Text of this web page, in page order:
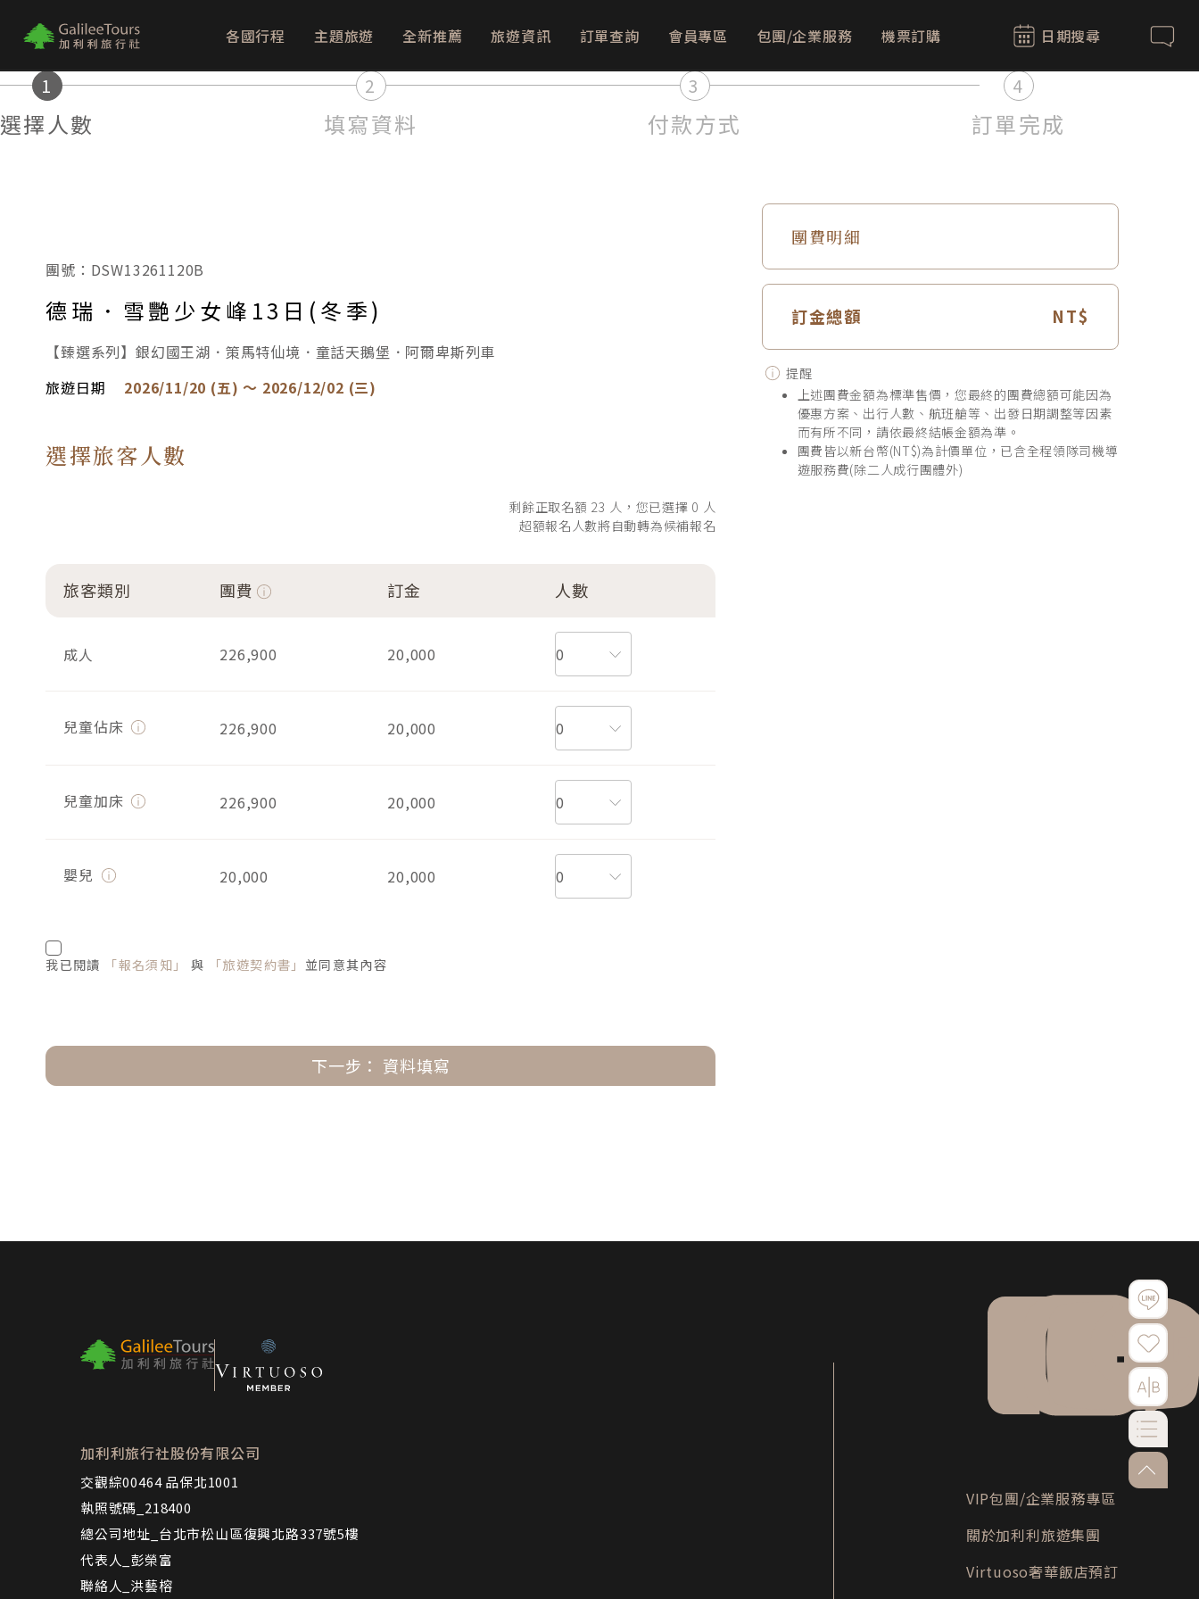
logo 各國行程 主題旅遊 全新推薦 旅遊資訊 訂單查詢 會員專區 包團/企業服務 機票訂購 日期搜尋
聯絡我
1
選擇人數
2
填寫資料
3
付款方式
4
訂單完成
團號：DSW13261120B
德瑞．雪艷少女峰13日(冬季)
【臻選系列】銀幻國王湖．策馬特仙境．童話天鵝堡．阿爾卑斯列車
旅遊日期
2026/11/20 (五) ～ 2026/12/02 (三)
選擇旅客人數
剩餘正取名額 23 人，您已選擇 0 人
超額報名人數將自動轉為候補報名
旅客類別 團費 訂金 人數
成人 226,900 20,000
兒童佔床 226,900 20,000
兒童加床 226,900 20,000
嬰兒 20,000 20,000
我已閱讀 「報名須知」 與 「旅遊契約書」 並同意其內容
下一步： 資料填寫
團費明細
訂金總額
提醒
上述團費金額為標準售價，您最終的團費總額可能因為
優惠方案、出行人數、航班艙等、出發日期調整等因素
而有所不同，請依最終結帳金額為準。
團費皆以新台幣(NT$)為計價單位，已含全程領隊司機導
遊服務費(除二人成行團體外)
go-to-
加利利旅行社股份有限公司
交觀綜00464 品保北1001
執照號碼_218400
總公司地址_台北市松山區復興北路337號5樓
代表人_彭榮富
聯絡人_洪藝榕
VIP包團/企業服務專區
關於加利利旅遊集團
Virtuoso奢華飯店預訂
instagramYouTube